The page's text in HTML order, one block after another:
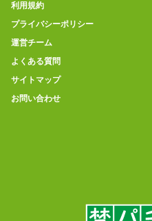
利用規約
プライバシーポリシー
運営チーム
よくある質問
サイトマップ
お問い合わせ